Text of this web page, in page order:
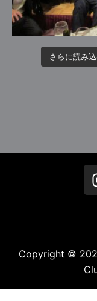
さらに読み
Copyright ©